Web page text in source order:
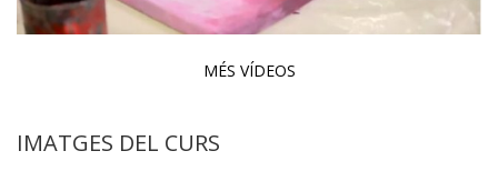
MÉS VÍDEOS
IMATGES DEL CURS